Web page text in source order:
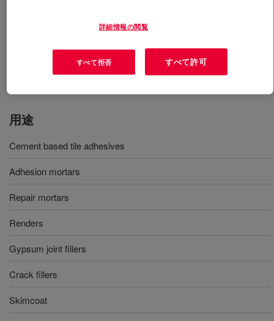
管、取り扱いの容易さなど、粉末添加剤の特長を備えて
います。本製品は、建設産業向けに処方されたセメント
製品の主な特性を改善するといった、多くの用途で使用
用途
Cement based tile adhesives
Adhesion mortars
Repair mortars
Renders
Gypsum joint fillers
Crack fillers
Skimcoat
詳細情報の閲覧
すべて拒否 すべて許可